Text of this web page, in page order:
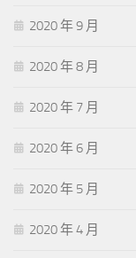
2020 年 9 月
2020 年 8 月
2020 年 7 月
2020 年 6 月
2020 年 5 月
2020 年 4 月